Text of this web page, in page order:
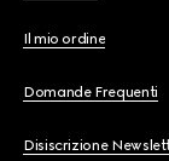
Il mio ordine
Domande Frequenti
Disiscrizione